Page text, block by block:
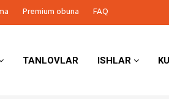
Premium obuna FAQ
TANLOVLAR ISHLAR